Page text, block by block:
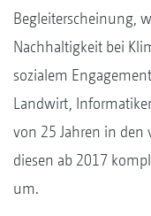
Begleiterscheinung,
Nachhaltigkeit bei
sozialem
Landwirt,
von 25 Jahren in den
diesen ab 2017
um.